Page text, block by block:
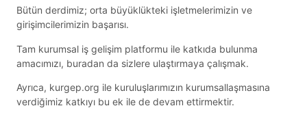
Bütün derdimiz; orta büyüklükteki işletmelerimizin ve
girişimcilerimizin başarısı.
Tam kurumsal iş gelişim platformu ile katkıda bulunma
amacımızı, buradan da sizlere ulaştırmaya çalışmak.
Ayrıca, kurgep.org ile kuruluşlarımızın kurumsallaşmasına
verdiğimiz katkıyı bu ek ile de devam ettirmektir.